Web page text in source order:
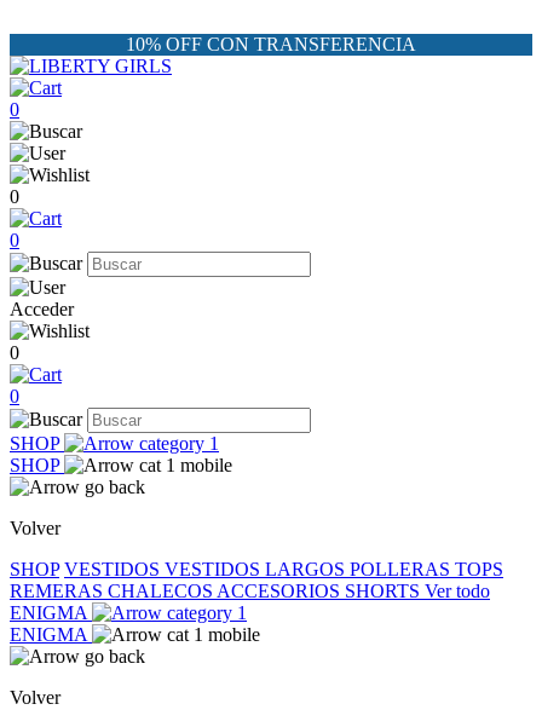
10% OFF CON TRANSFERENCIA
0
0
0
Acceder
0
0
SHOP
SHOP
Volver
SHOP VESTIDOS VESTIDOS LARGOS POLLERAS TOPS
REMERAS CHALECOS ACCESORIOS SHORTS Ver todo
ENIGMA
ENIGMA
Volver